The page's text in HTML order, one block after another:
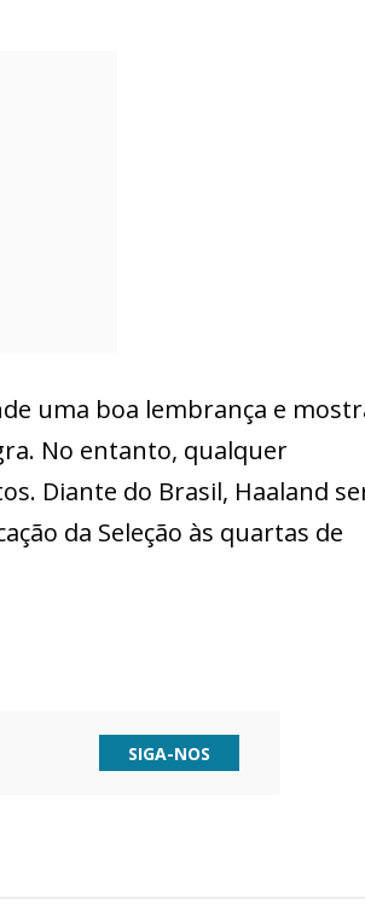
uma boa lembrança e
No entanto, qualquer
Diante do Brasil, Haaland
da Seleção às quartas de
SIGA-NOS